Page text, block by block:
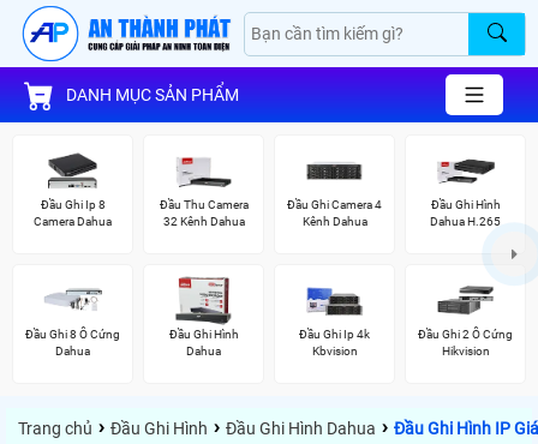
DANH MỤC SẢN PHẨM
Đầu Ghi Ip 8
Camera Dahua
Đầu Thu Camera
32 Kênh Dahua
Đầu Ghi Camera 4
Kênh Dahua
Đầu Ghi Hình
Dahua H.265
Đầu Ghi 8 Ổ Cứng
Dahua
Đầu Ghi Hình
Dahua
Đầu Ghi Ip 4k
Kbvision
Đầu Ghi 2 Ổ Cứng
Hikvision
Trang chủ › Đầu Ghi Hình › Đầu Ghi Hình Dahua › Đầu Ghi Hình IP